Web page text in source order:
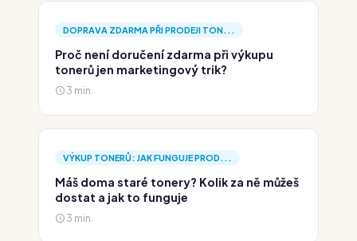
DOPRAVA ZDARMA PŘI PRODEJI TON...
Proč není doručení zdarma při výkupu
tonerů jen marketingový trik?
3 min.
VÝKUP TONERŮ: JAK FUNGUJE PROD...
Máš doma staré tonery? Kolik za ně můžeš
dostat a jak to funguje
3 min.